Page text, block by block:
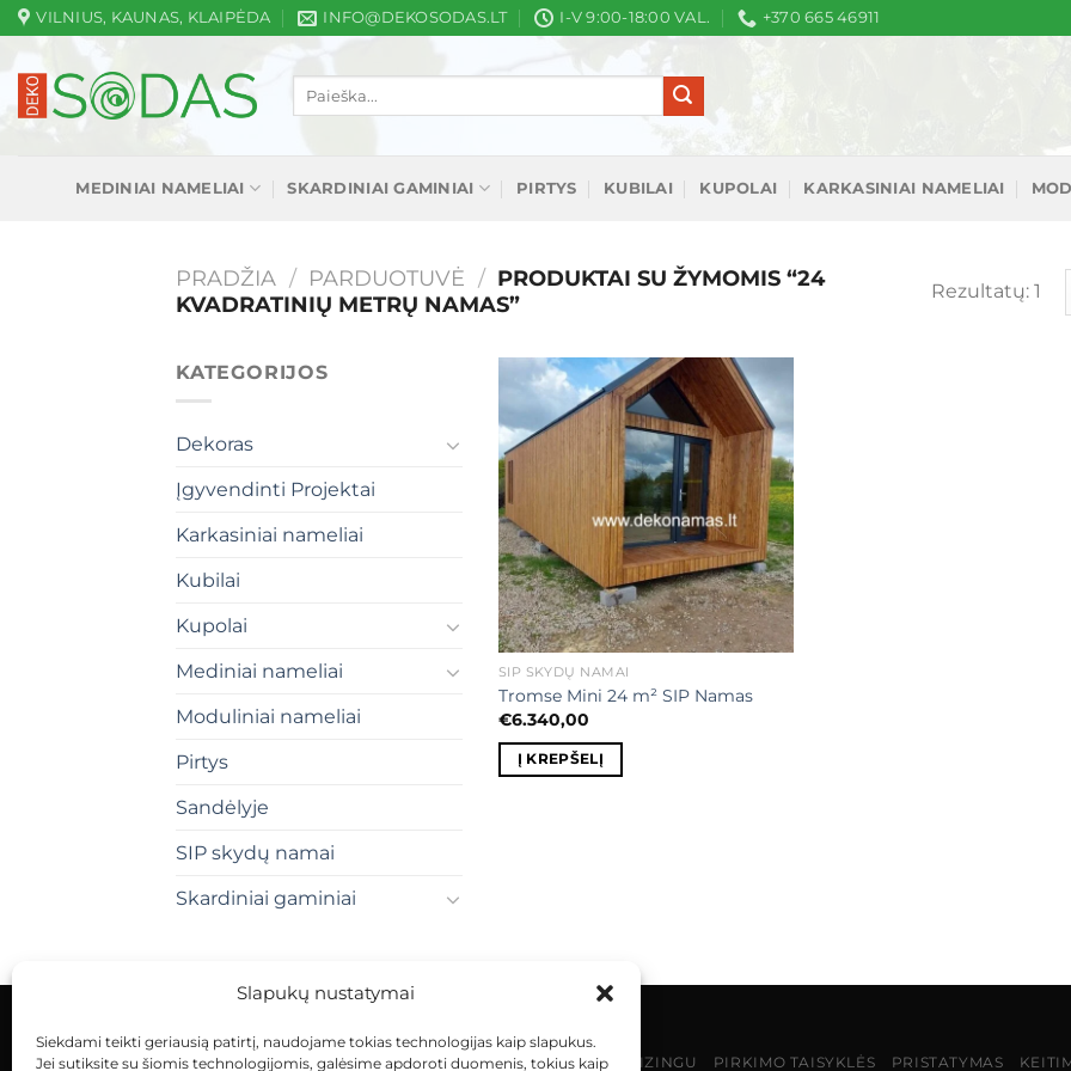
Slapukų nustatymai
Siekdami teikti geriausią patirtį, naudojame tokias technologijas kaip slapukus.
Jei sutiksite su šiomis technologijomis, galėsime apdoroti duomenis, tokius kaip
Skip
to
content
VILNIUS, KAUNAS, KLAIPĖDA INFO@DEKOSODAS.LT I-V 9:00-18:00 VAL. +370 665 46911
Ieškoti:
MEDINIAI NAMELIAI SKARDINIAI GAMINIAI PIRTYS KUBILAI KUPOLAI KARKASINIAI NAMELIAI
PRADŽIA / PARDUOTUVĖ / PRODUKTAI SU ŽYMOMIS “24
KVADRATINIŲ METRŲ NAMAS”
Rezultatų: 1
KATEGORIJOS
Dekoras
Įgyvendinti Projektai
Karkasiniai nameliai
Kubilai
Kupolai
Mediniai nameliai
Moduliniai nameliai
Pirtys
Sandėlyje
SIP skydų namai
Skardiniai gaminiai
Mėgstamiausias
SIP SKYDŲ NAMAI
Tromse Mini 24 m² SIP Namas
€6.340,00
Į KREPŠELĮ
KONTAKTAI INDIVIDUALŪS PROJEKTAI MOKĖJIMAS LIZINGU PIRKIMO TAISYKLĖS PRISTATYMAS